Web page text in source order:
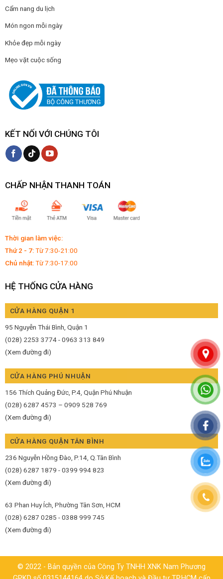
Cẩm nang du lịch
Món ngon mỗi ngày
Khỏe đẹp mỗi ngày
Mẹo vặt cuộc sống
KẾT NỐI VỚI CHÚNG TÔI
CHẤP NHẬN THANH TOÁN
Thời gian làm việc:
Thứ 2 - 7:Từ 7:30-21:00
Chủ nhật:Từ 7:30-17:00
HỆ THỐNG CỬA HÀNG
CỬA HÀNG QUẬN 1
95 Nguyễn Thái Bình, Quận 1
(028) 2253 3774 - 0963 313 849
(Xem đường đi)
CỬA HÀNG PHÚ NHUẬN
156 Thích Quảng Đức, P.4, Quận Phú Nhuận
(028) 6287 4573 – 0909 528 769
(Xem đường đi)
CỬA HÀNG QUẬN TÂN BÌNH
236 Nguyễn Hồng Đào, P.14, Q.Tân Bình
(028) 6287 1879 - 0399 994 823
(Xem đường đi)
63 Phan Huy Ích, Phường Tân Sơn, HCM
(028) 6287 0285 - 0388 999 745
(Xem đường đi)
© 2022 - Bản quyền của Công Ty TNHH XNK Nam Phương